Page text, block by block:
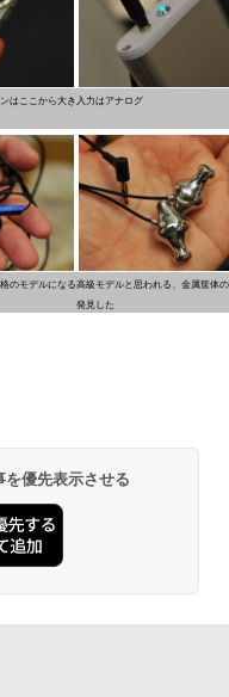
はここから大き 入力はアナログ
のモデルになる高級モデルと思われる、金属筐体
発見した
優先表示させる